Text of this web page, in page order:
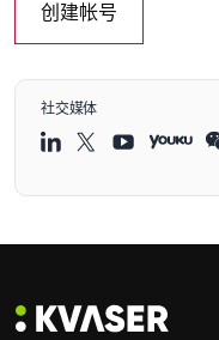
创建帐号
社交媒体